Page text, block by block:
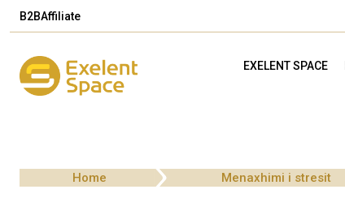
B2BAffiliate
EXELENT SPACE
Home Menaxhimi i stresit